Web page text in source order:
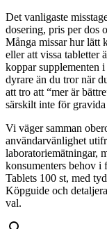
Det vanligaste
dosering, pris per dos
Många missar hur lätt
eller att vissa tabletter
koppar supplementen
dyrare än du tror när
att tro att “mer är
särskilt inte för
Vi väger samman
användarvänlighet
laboratoriemätningar,
konsumenters behov i
Tablets 100 st, med
Köpguide och
val.